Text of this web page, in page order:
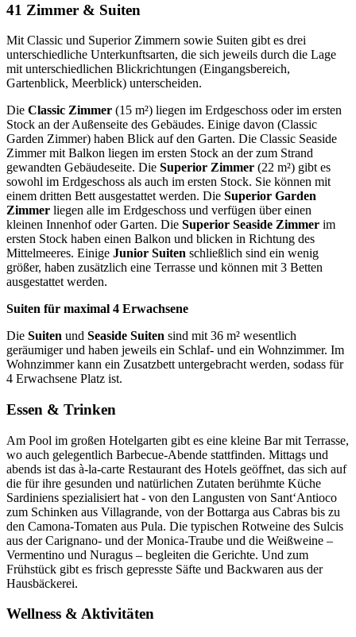
41 Zimmer & Suiten
Mit Classic und Superior Zimmern sowie Suiten gibt es drei
unterschiedliche Unterkunftsarten, die sich jeweils durch die Lage
mit unterschiedlichen Blickrichtungen (Eingangsbereich,
Gartenblick, Meerblick) unterscheiden.
Die Classic Zimmer (15 m²) liegen im Erdgeschoss oder im ersten
Stock an der Außenseite des Gebäudes. Einige davon (Classic
Garden Zimmer) haben Blick auf den Garten. Die Classic Seaside
Zimmer mit Balkon liegen im ersten Stock an der zum Strand
gewandten Gebäudeseite. Die Superior Zimmer (22 m²) gibt es
sowohl im Erdgeschoss als auch im ersten Stock. Sie können mit
einem dritten Bett ausgestattet werden. Die Superior Garden
Zimmer liegen alle im Erdgeschoss und verfügen über einen
kleinen Innenhof oder Garten. Die Superior Seaside Zimmer im
ersten Stock haben einen Balkon und blicken in Richtung des
Mittelmeeres. Einige Junior Suiten schließlich sind ein wenig
größer, haben zusätzlich eine Terrasse und können mit 3 Betten
ausgestattet werden.
Suiten für maximal 4 Erwachsene
Die Suiten und Seaside Suiten sind mit 36 m² wesentlich
geräumiger und haben jeweils ein Schlaf- und ein Wohnzimmer. Im
Wohnzimmer kann ein Zusatzbett untergebracht werden, sodass für
4 Erwachsene Platz ist.
Essen & Trinken
Am Pool im großen Hotelgarten gibt es eine kleine Bar mit Terrasse,
wo auch gelegentlich Barbecue-Abende stattfinden. Mittags und
abends ist das à-la-carte Restaurant des Hotels geöffnet, das sich auf
die für ihre gesunden und natürlichen Zutaten berühmte Küche
Sardiniens spezialisiert hat - von den Langusten von Sant‘Antioco
zum Schinken aus Villagrande, von der Bottarga aus Cabras bis zu
den Camona-Tomaten aus Pula. Die typischen Rotweine des Sulcis
aus der Carignano- und der Monica-Traube und die Weißweine –
Vermentino und Nuragus – begleiten die Gerichte. Und zum
Frühstück gibt es frisch gepresste Säfte und Backwaren aus der
Hausbäckerei.
Wellness & Aktivitäten